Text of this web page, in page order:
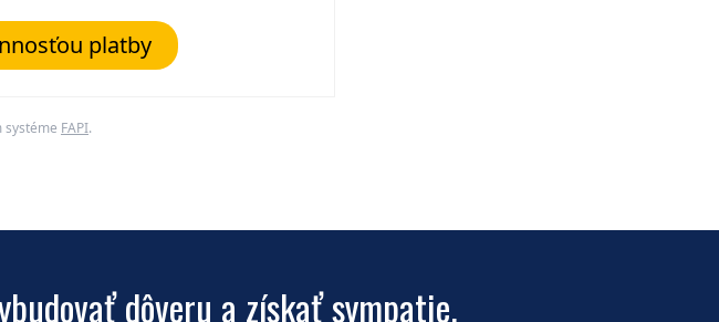
platby
systéme FAPI.
dôveru a získať sympatie.